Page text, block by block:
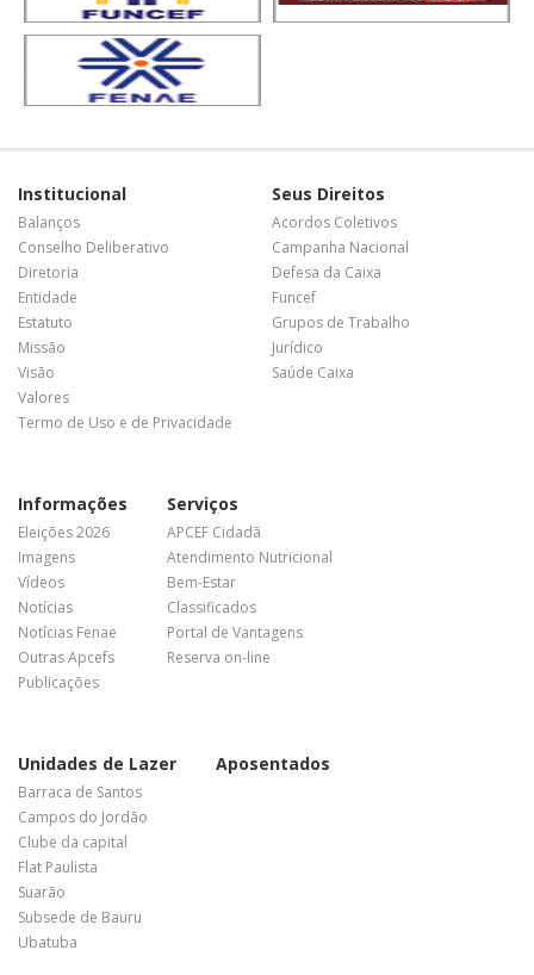
Institucional
Balanços
Conselho Deliberativo
Diretoria
Entidade
Estatuto
Missão
Visão
Valores
Termo de Uso e de Privacidade
Seus Direitos
Acordos Coletivos
Campanha Nacional
Defesa da Caixa
Funcef
Grupos de Trabalho
Jurídico
Saúde Caixa
Informações
Eleições 2026
Imagens
Vídeos
Notícias
Notícias Fenae
Outras Apcefs
Publicações
Serviços
APCEF Cidadã
Atendimento Nutricional
Bem-Estar
Classificados
Portal de Vantagens
Reserva on-line
Unidades de Lazer
Barraca de Santos
Campos do Jordão
Clube da capital
Flat Paulista
Suarão
Subsede de Bauru
Ubatuba
Aposentados